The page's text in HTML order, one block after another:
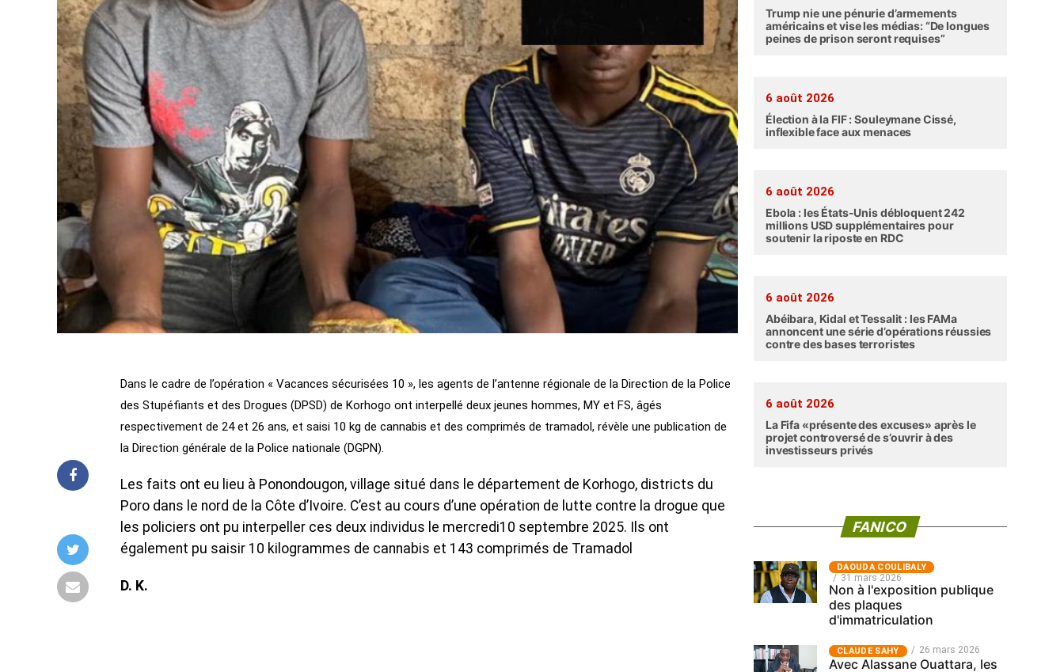
Dans le cadre de l’opération « Vacances sécurisées 10 », les agents de l’antenne régionale de la Direction de la Police
des Stupéfiants et des Drogues (DPSD) de Korhogo ont interpellé deux jeunes hommes, MY et FS, âgés
respectivement de 24 et 26 ans, et saisi 10 kg de cannabis et des comprimés de tramadol, révèle une publication de
la Direction générale de la Police nationale (DGPN).
Les faits ont eu lieu à Ponondougon, village situé dans le département de Korhogo, districts du
Poro dans le nord de la Côte d’Ivoire. C’est au cours d’une opération de lutte contre la drogue que
les policiers ont pu interpeller ces deux individus le mercredi10 septembre 2025. Ils ont
également pu saisir 10 kilogrammes de cannabis et 143 comprimés de Tramadol
D. K.
Trump nie une pénurie d’armements
américains et vise les médias: “De longues
peines de prison seront requises”
6 août 2026
Élection à la FIF : Souleymane Cissé,
inflexible face aux menaces
6 août 2026
Ebola : les États-Unis débloquent 242
millions USD supplémentaires pour
soutenir la riposte en RDC
6 août 2026
Abéibara, Kidal et Tessalit : les FAMa
annoncent une série d’opérations réussies
contre des bases terroristes
6 août 2026
La Fifa «présente des excuses» après le
projet controversé de s’ouvrir à des
investisseurs privés
FANICO
‎DAOUDA COULIBALY
31 mars 2026
Non à l'exposition publique
des plaques
d'immatriculation
CLAUDE SAHY 26 mars 2026
Avec Alassane Ouattara, les